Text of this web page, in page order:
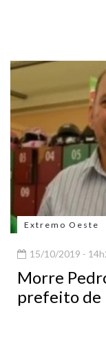
Extremo Oeste
15/10/2019 -
Morre
prefeito de